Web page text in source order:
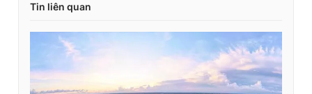
Tin liên quan